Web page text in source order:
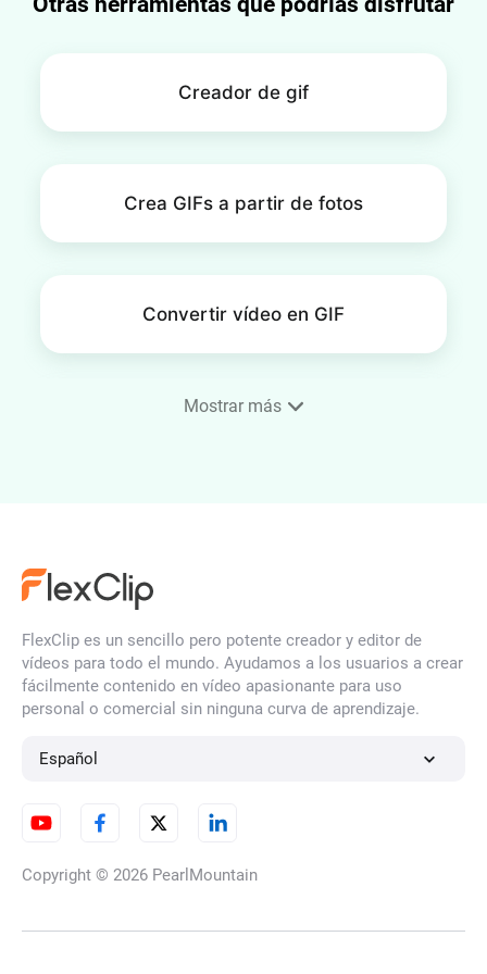
Creador de gif
Crea GIFs a partir de fotos
Convertir vídeo en GIF
Unir GIF
Agregar imagen a GIF
Mostrar más
FlexClip es un sencillo pero potente creador y editor de
vídeos para todo el mundo. Ayudamos a los usuarios a crear
fácilmente contenido en vídeo apasionante para uso
personal o comercial sin ninguna curva de aprendizaje.
Español
Copyright © 2026 PearlMountain